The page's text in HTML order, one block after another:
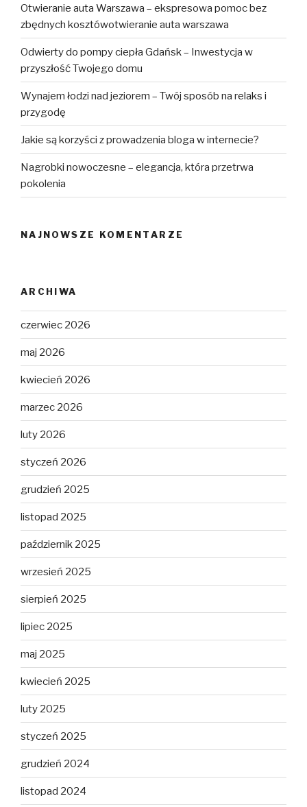
Otwieranie auta Warszawa – ekspresowa pomoc bez
zbędnych kosztówotwieranie auta warszawa
Odwierty do pompy ciepła Gdańsk – Inwestycja w
przyszłość Twojego domu
Wynajem łodzi nad jeziorem – Twój sposób na relaks i
przygodę
Jakie są korzyści z prowadzenia bloga w internecie?
Nagrobki nowoczesne – elegancja, która przetrwa
pokolenia
NAJNOWSZE KOMENTARZE
ARCHIWA
czerwiec 2026
maj 2026
kwiecień 2026
marzec 2026
luty 2026
styczeń 2026
grudzień 2025
listopad 2025
październik 2025
wrzesień 2025
sierpień 2025
lipiec 2025
maj 2025
kwiecień 2025
luty 2025
styczeń 2025
grudzień 2024
listopad 2024